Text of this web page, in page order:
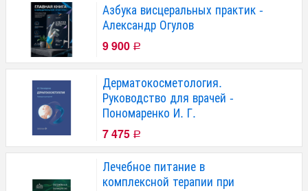
Азбука висцеральных практик -
Александр Огулов
9 900 Р
Дерматокосметология.
Руководство для врачей -
Пономаренко И. Г.
7 475 Р
Лечебное питание в
комплексной терапии при